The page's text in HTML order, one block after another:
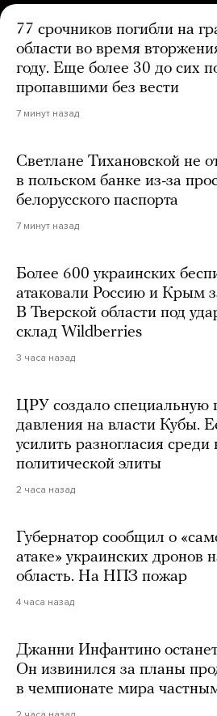
77 срочников погибли на
области во время
году. Еще более 30 до сих
пропавшими без вести
7 минут назад
Светлане Тихановской не
в польском банке из-за
белорусского паспорта
7 минут назад
Более 600 украинских
атаковали Россию и Крым
В Тверской области под
склад Wildberries
3 часа назад
ЦРУ создало специальную
давления на власти Кубы.
усилить разногласия среди
политической элиты
2 часа назад
Губернатор сообщил о
атаке» украинских дронов
область. На НПЗ пожар
4 часа назад
Джанни Инфантино
Он извинился за планы
в чемпионате мира